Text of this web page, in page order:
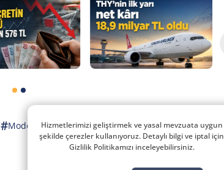
#Model PortföyHizmetlerimizi geliştirmek ve yasal mevzuata uygun
şekilde çerezler kullanıyoruz. Detaylı bilgi ve iptal için
Gizlilik Politikamızı inceleyebilirsiniz.